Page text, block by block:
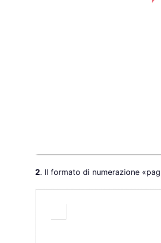
2. Il formato di numerazione